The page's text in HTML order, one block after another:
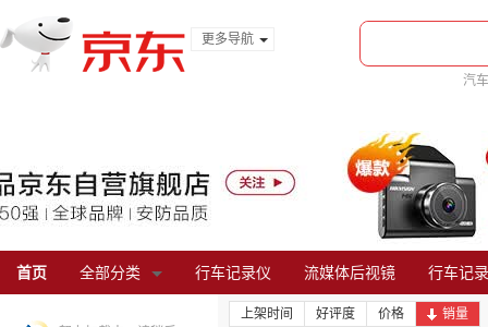
更多导航
汽
首页 全部分类 行车记录仪 流媒体后视镜 行车记
上架时间 好评度 价格 销量